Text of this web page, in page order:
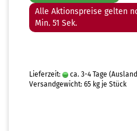
Alle Aktionspreise gelten
Min. 49 Sek.
Lieferzeit: ca. 3-4 Tage
Versandgewicht: 65 kg je Stück